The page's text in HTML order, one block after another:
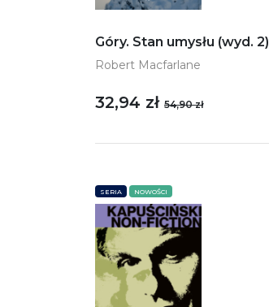
Góry. Stan umysłu (wyd. 2)
Robert Macfarlane
32,94 zł 54,90 zł
SERIA NOWOŚCI